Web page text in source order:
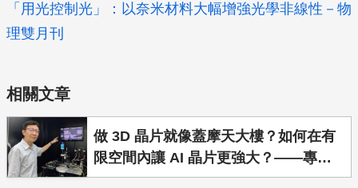
「用光控制光」：以奈米材料大幅增強光學非線性－物
理雙月刊
相關文章
做 3D 晶片就像蓋摩天大樓？如何在有
限空間內讓 AI 晶片更強大？——專訪
陽明交通大學光電工程系劉柏村教授